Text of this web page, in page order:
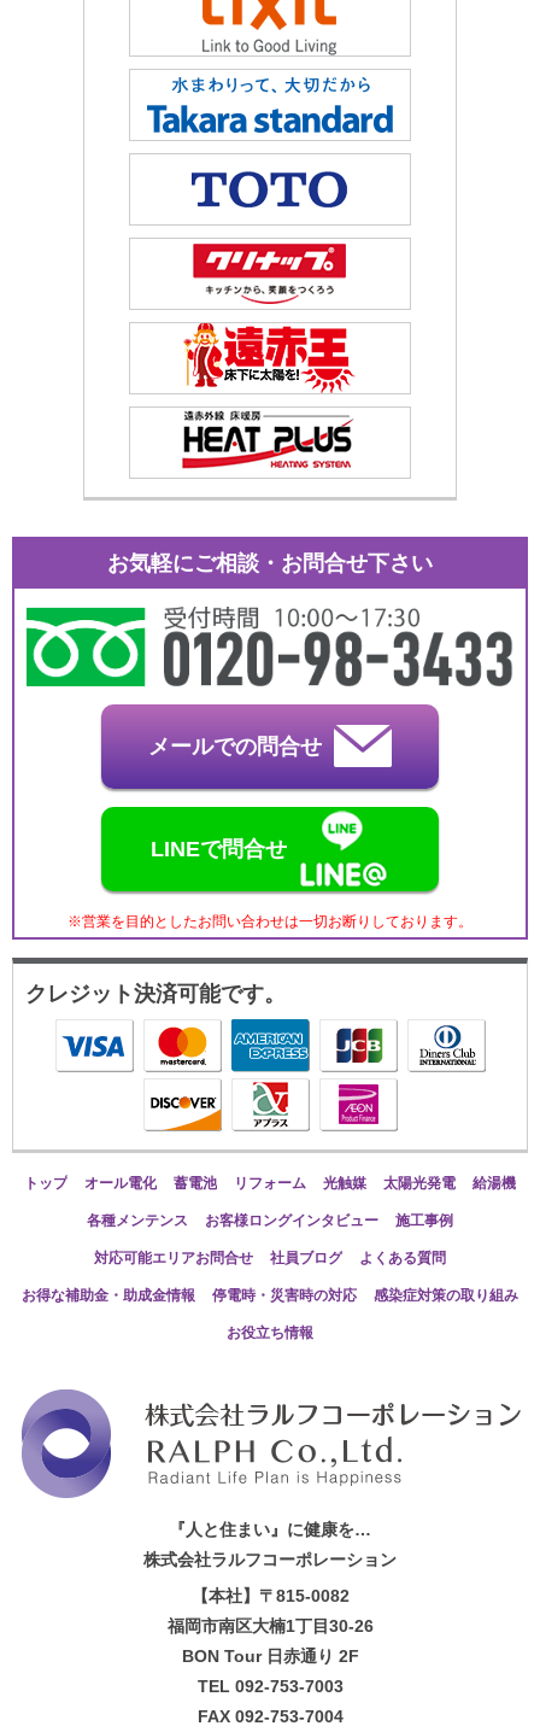
お気軽にご相談・お問合せ下さい
メールでの問合せ
LINEで問合せ
※営業を目的としたお問い合わせは一切お断りしております。
クレジット決済可能です。
トップ オール電化 蓄電池 リフォーム 光触媒 太陽光発電 給湯機
各種メンテンス お客様ロングインタビュー 施工事例
対応可能エリアお問合せ 社員ブログ よくある質問
お得な補助金・助成金情報 停電時・災害時の対応 感染症対策の取り組み
お役立ち情報
『人と住まい』に健康を…
株式会社ラルフコーポレーション
【本社】〒815-0082
福岡市南区大楠1丁目30-26
BON Tour 日赤通り 2F
TEL 092-753-7003
FAX 092-753-7004